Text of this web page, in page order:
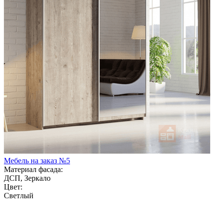
Мебель на заказ №5
Материал фасада:
ДСП, Зеркало
Цвет:
Светлый